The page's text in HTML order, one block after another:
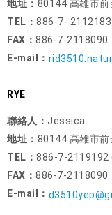
地址： 80144 高雄市
TEL： 886-7- 2112183
FAX： 886-7-2118090
E-mail：
RYE
聯絡人： Jessica
地址： 80144 高雄市
TEL： 886-7-2119192
FAX： 886-7-2118090
E-mail：